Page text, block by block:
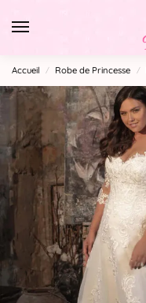
Accueil / Robe de Princesse /